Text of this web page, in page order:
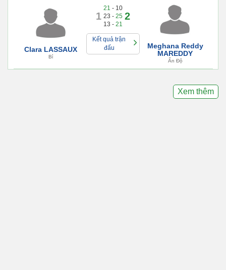
Clara LASSAUX
Bỉ
1
21 - 10
23 - 25
13 - 21
2
Kết quả trận
đấu
Meghana Reddy
MAREDDY
Ấn Độ
Xem thêm